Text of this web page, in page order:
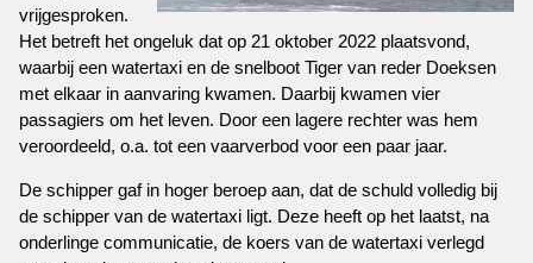
vrijgesproken.
Het betreft het ongeluk dat op 21 oktober 2022 plaatsvond,
waarbij een watertaxi en de snelboot Tiger van reder Doeksen
met elkaar in aanvaring kwamen. Daarbij kwamen vier
passagiers om het leven. Door een lagere rechter was hem
veroordeeld, o.a. tot een vaarverbod voor een paar jaar.
De schipper gaf in hoger beroep aan, dat de schuld volledig bij
de schipper van de watertaxi ligt. Deze heeft op het laatst, na
onderlinge communicatie, de koers van de watertaxi verlegd